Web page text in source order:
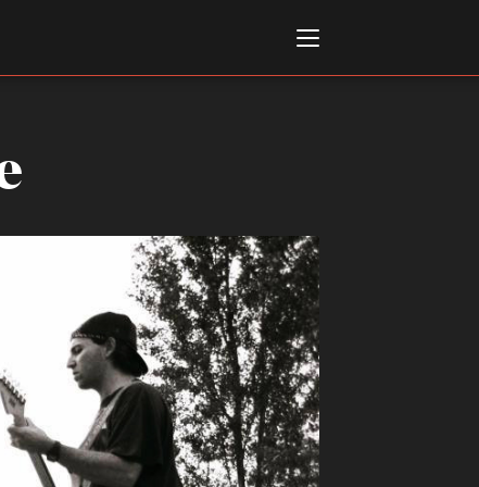
English
MARKETS, AWARDS
Film Festival Rotterdam
Berlin
Cannes
- Bio to B Industry